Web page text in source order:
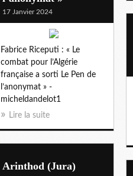
17 Janvier 2024
Fabrice Riceputi : « Le
combat pour l’Algérie
française a sorti Le Pen de
l’anonymat » -
micheldandelot1
Lire la suite
Arinthod (Jura)